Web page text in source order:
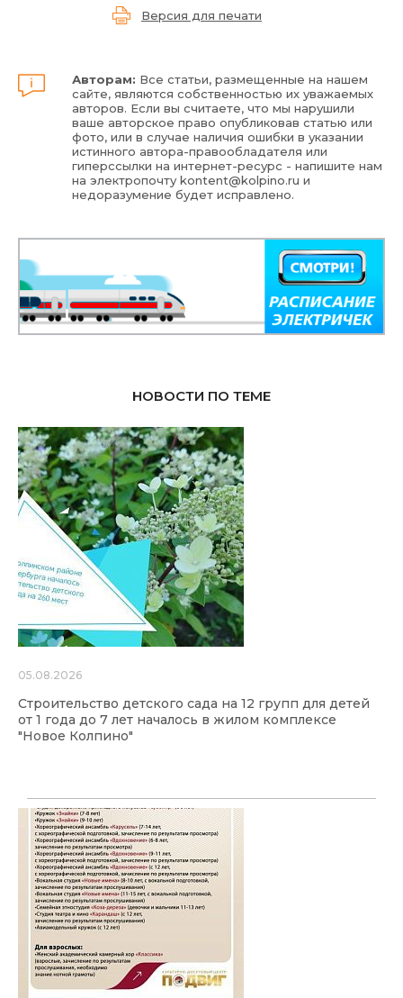
Версия для печати
Авторам: Все статьи, размещенные на нашем
сайте, являются собственностью их уважаемых
авторов. Если вы считаете, что мы нарушили
ваше авторское право опубликовав статью или
фото, или в случае наличия ошибки в указании
истинного автора-правообладателя или
гиперссылки на интернет-ресурс - напишите нам
на электропочтуkontent@kolpino.ru и
недоразумение будет исправлено.
НОВОСТИ ПО ТЕМЕ
05.08.2026
Строительство детского сада на 12 групп для детей
от 1 года до 7 лет началось в жилом комплексе
"Новое Колпино"